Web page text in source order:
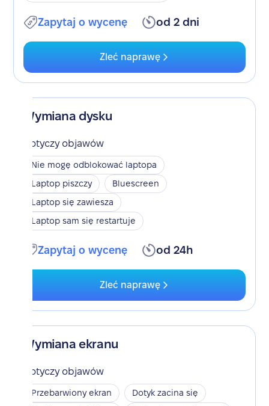
Zapytaj o wycenę od 2 dni
Zleć naprawę
Wymiana dysku
Dotyczy objawów
Nie mogę odblokować laptopa
Laptop piszczy
Bluescreen
Laptop się zawiesza
Laptop sam się restartuje
Zapytaj o wycenę od 24h
Zleć naprawę
Wymiana ekranu
Dotyczy objawów
Przebarwiony ekran
Dotyk zacina się